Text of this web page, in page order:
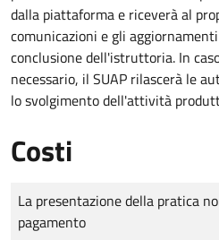
dalla piattaforma e riceverà al
comunicazioni e gli
conclusione dell'istruttoria. In
necessario, il SUAP rilascerà le
lo svolgimento dell'attività
Costi
Tipo di pagamento
Importo
La presentazione della pratica
pagamento